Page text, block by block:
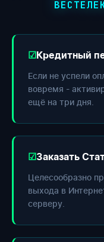
Кредитный
Если не успели
вовремя -
ещё на три дня.
Заказать
Целесообразно
выхода в
серверу.